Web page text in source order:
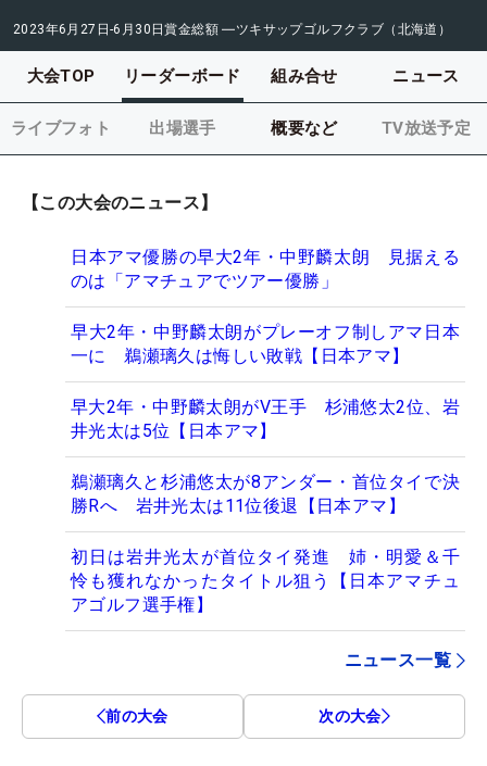
2023年6月27日-6月30日賞金総額 ―ツキサップゴルフクラブ（北海道）
大会TOP リーダーボード 組み合せ ニュース
ライブフォト 出場選手 概要など TV放送予定
【この大会のニュース】
日本アマ優勝の早大2年・中野麟太朗 見据える
のは「アマチュアでツアー優勝」
早大2年・中野麟太朗がプレーオフ制しアマ日本
一に 鵜瀬璃久は悔しい敗戦【日本アマ】
早大2年・中野麟太朗がV王手 杉浦悠太2位、岩
井光太は5位【日本アマ】
鵜瀬璃久と杉浦悠太が8アンダー・首位タイで決
勝Rへ 岩井光太は11位後退【日本アマ】
初日は岩井光太が首位タイ発進 姉・明愛＆千
怜も獲れなかったタイトル狙う【日本アマチュ
アゴルフ選手権】
ニュース一覧
前の大会 次の大会